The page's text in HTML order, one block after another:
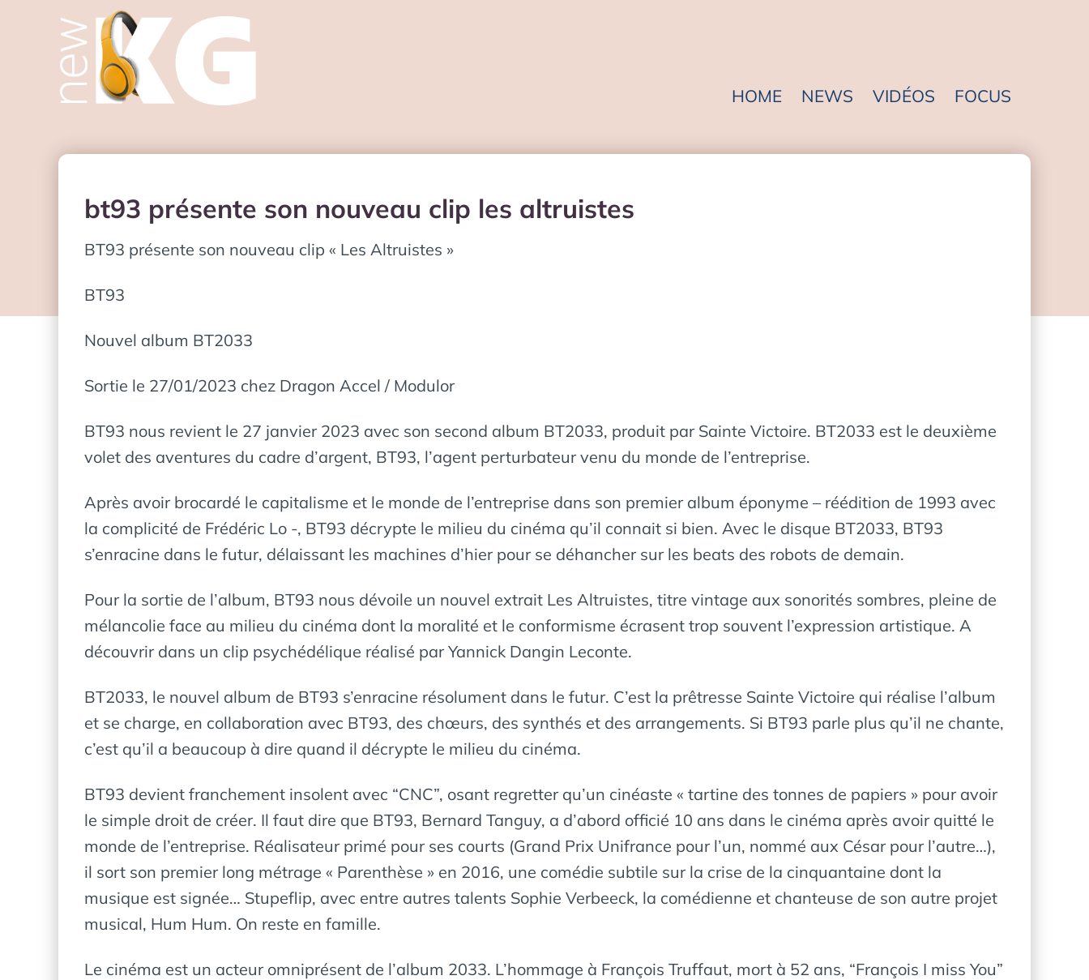
HOME NEWS VIDÉOS FOCUS
bt93 présente son nouveau clip les altruistes
BT93 présente son nouveau clip « Les Altruistes »
BT93
Nouvel album BT2033
Sortie le 27/01/2023 chez Dragon Accel / Modulor
BT93 nous revient le 27 janvier 2023 avec son second album BT2033, produit par Sainte Victoire. BT2033 est le deuxième
volet des aventures du cadre d’argent, BT93, l’agent perturbateur venu du monde de l’entreprise.
Après avoir brocardé le capitalisme et le monde de l’entreprise dans son premier album éponyme – réédition de 1993 avec
la complicité de Frédéric Lo -, BT93 décrypte le milieu du cinéma qu’il connait si bien. Avec le disque BT2033, BT93
s’enracine dans le futur, délaissant les machines d’hier pour se déhancher sur les beats des robots de demain.
Pour la sortie de l’album, BT93 nous dévoile un nouvel extrait Les Altruistes, titre vintage aux sonorités sombres, pleine de
mélancolie face au milieu du cinéma dont la moralité et le conformisme écrasent trop souvent l’expression artistique. A
découvrir dans un clip psychédélique réalisé par Yannick Dangin Leconte.
BT2033, le nouvel album de BT93 s’enracine résolument dans le futur. C’est la prêtresse Sainte Victoire qui réalise l’album
et se charge, en collaboration avec BT93, des chœurs, des synthés et des arrangements. Si BT93 parle plus qu’il ne chante,
c’est qu’il a beaucoup à dire quand il décrypte le milieu du cinéma.
BT93 devient franchement insolent avec “CNC”, osant regretter qu’un cinéaste « tartine des tonnes de papiers » pour avoir
le simple droit de créer. Il faut dire que BT93, Bernard Tanguy, a d’abord officié 10 ans dans le cinéma après avoir quitté le
monde de l’entreprise. Réalisateur primé pour ses courts (Grand Prix Unifrance pour l’un, nommé aux César pour l’autre…),
il sort son premier long métrage « Parenthèse » en 2016, une comédie subtile sur la crise de la cinquantaine dont la
musique est signée… Stupeflip, avec entre autres talents Sophie Verbeeck, la comédienne et chanteuse de son autre projet
musical, Hum Hum. On reste en famille.
Le cinéma est un acteur omniprésent de l’album 2033. L’hommage à François Truffaut, mort à 52 ans, “François I miss You”